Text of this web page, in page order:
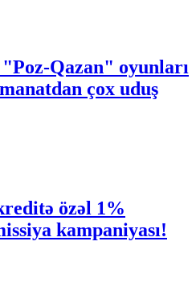
Qazan" oyunları
çox uduş
özəl 1%
kampaniyası!